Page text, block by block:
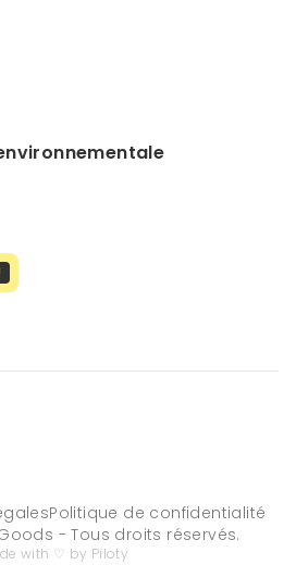
Politique de confidentialité
- Tous droits réservés.
with ♡ by Piloty